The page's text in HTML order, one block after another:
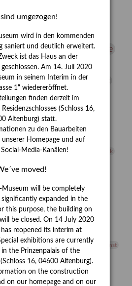
Lindenau
Depot
estrusker Exlibris
Festrede Florenz Fotografie
und heute
Preis
Gerhard Kurt Müller
Mythologie
Heinrich Kirchhoff Heldinnen
Insekten
Italien Jahresempfang
Korkmodelle Kunst
Kunst von Kühl
Künstlerin Lehmbruck
Museumsnacht
Natur
Phelloplastik
Pohlhof
Rudi Lesser Ruth Wolf-Rehfeld
Skulptur
Sonderausstellung
Bildende Kunst
Vermittlung
Videokunst
Werefkin
Wissenschaft
Wolf and Dog
umgezogen!
wird in den kommenden
saniert und deutlich erweitert.
ist das Haus an der
Am 14. Juli 2020
in seinem Interim in der
1“ wiedereröffnet.
finden derzeit im
Residenzschlosses (Schloss 16,
Altenburg) statt.
zu den Bauarbeiten
Homepage und auf
Media-Kanälen!
moved!
Museum will be completely
expanded in the
this purpose, the building on
be closed. On 14 July 2020
reopened its interim at
exhibitions are currently
the Prinzenpalais of the
(Schloss 16, 04600 Altenburg).
on the construction
on our homepage and on our